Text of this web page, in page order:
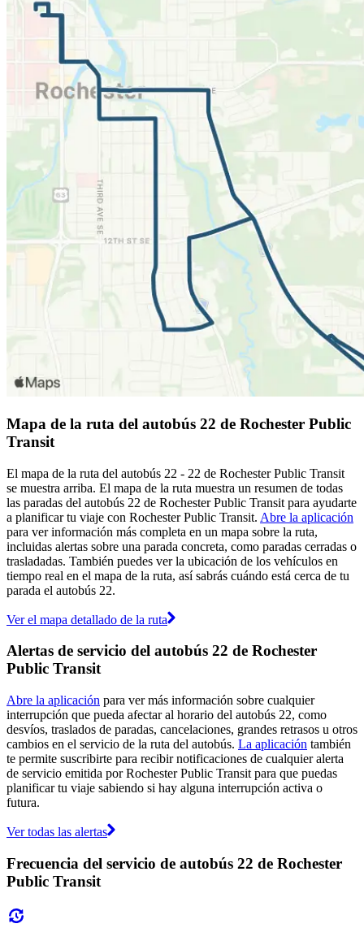
Mapa de la ruta del autobús 22 de Rochester Public
Transit
El mapa de la ruta del autobús 22 - 22 de Rochester Public Transit
se muestra arriba. El mapa de la ruta muestra un resumen de todas
las paradas del autobús 22 de Rochester Public Transit para ayudarte
a planificar tu viaje con Rochester Public Transit. Abre la aplicación
para ver información más completa en un mapa sobre la ruta,
incluidas alertas sobre una parada concreta, como paradas cerradas o
trasladadas. También puedes ver la ubicación de los vehículos en
tiempo real en el mapa de la ruta, así sabrás cuándo está cerca de tu
parada el autobús 22.
Ver el mapa detallado de la ruta
Alertas de servicio del autobús 22 de Rochester
Public Transit
Abre la aplicación para ver más información sobre cualquier
interrupción que pueda afectar al horario del autobús 22, como
desvíos, traslados de paradas, cancelaciones, grandes retrasos u otros
cambios en el servicio de la ruta del autobús. La aplicación también
te permite suscribirte para recibir notificaciones de cualquier alerta
de servicio emitida por Rochester Public Transit para que puedas
planificar tu viaje sabiendo si hay alguna interrupción activa o
futura.
Ver todas las alertas
Frecuencia del servicio de autobús 22 de Rochester
Public Transit